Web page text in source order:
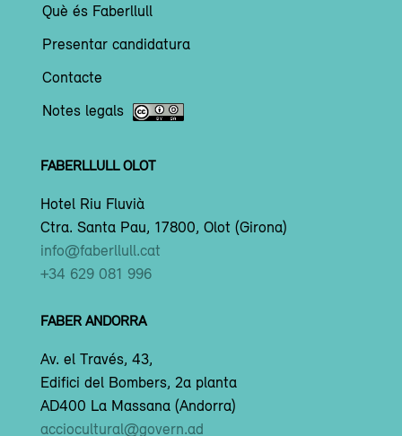
Què és Faberllull
Presentar candidatura
Contacte
Notes legals
FABERLLULL OLOT
Hotel Riu Fluvià
Ctra. Santa Pau, 17800, Olot (Girona)
info@faberllull.cat
+34 629 081 996
FABER ANDORRA
Av. el Través, 43,
Edifici del Bombers, 2a planta
AD400 La Massana (Andorra)
acciocultural@govern.ad